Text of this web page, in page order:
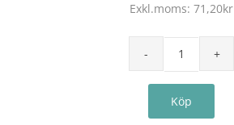
Exkl.moms: 71,20kr